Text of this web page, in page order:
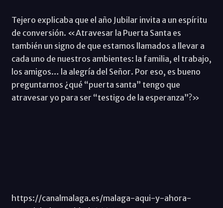
Tejero explicaba que el año Jubilar invita a un espíritu
de conversión. «Atravesar la Puerta Santa es
también un signo de que estamos llamados a llevar a
cada uno de nuestros ambientes: la familia, el trabajo,
los amigos… la alegría del Señor. Por eso, es bueno
preguntarnos ¿qué “puerta santa” tengo que
atravesar yo para ser “testigo de la esperanza”?»
https://canalmalaga.es/malaga-aqui-y-ahora-